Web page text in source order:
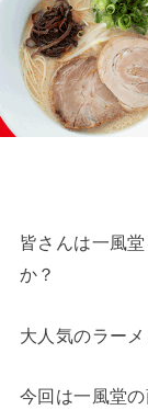
皆さんは一風
か？
大人気のラー
今回は一風堂